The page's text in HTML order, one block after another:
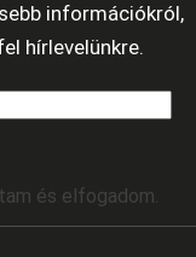
információkról,
hírlevelünkre.
és elfogadom.